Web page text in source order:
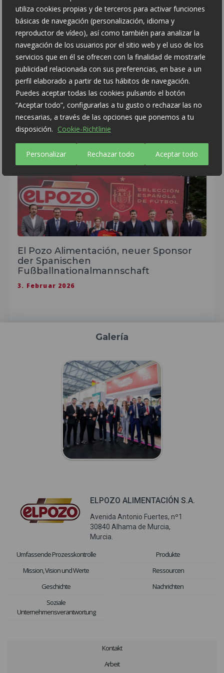
utiliza cookies propias y de terceros para activar funciones
básicas de navegación (personalización, idioma y
reproductor de vídeo), así como también para analizar la
navegación de los usuarios por el sitio web y el uso de los
servicios que en él se ofrecen con la finalidad de mostrarle
publicidad relacionada con sus preferencias, en base a un
perfil elaborado a partir de tus hábitos de navegación.
Puedes aceptar todas las cookies pulsando el botón
“Aceptar todo”, configurarlas a tu gusto o rechazar las no
necesarias, a través de las opciones que ponemos a tu
disposición. Cookie-Richtlinie
Personalizar Rechazar todo Aceptar todo
spanischen Haushalten zu finden ist
5. Juni 2026
Die Real Madrid Stiftung stellt ihr
Sommercamp in Alhama de Murcia vor
27. Mai 2026
El Pozo Alimentación, neuer Sponsor
der Spanischen
Fußballnationalmannschaft
3. Februar 2026
Galería
ELPOZO ALIMENTACIÓN S.A.
Avenida Antonio Fuertes, nº1
30840 Alhama de Murcia,
Murcia.
Umfassende Prozesskontrolle
Mission, Vision und Werte
Geschichte
Soziale
Unternehmensverantwortung
Produkte
Ressourcen
Nachrichten
Kontakt
Arbeit